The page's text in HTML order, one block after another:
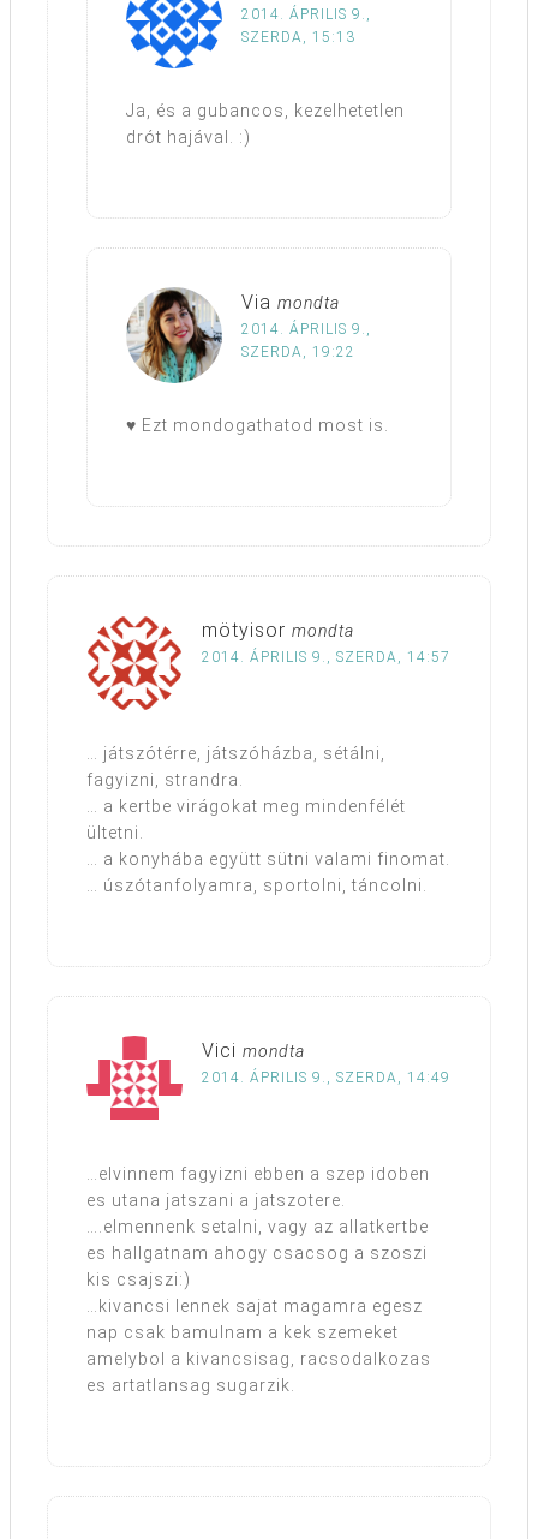
2014. ÁPRILIS 9.,
SZERDA, 15:13
Ja, és a gubancos, kezelhetetlen
drót hajával. :)
Via mondta
2014. ÁPRILIS 9.,
SZERDA, 19:22
♥ Ezt mondogathatod most is.
mötyisor mondta
2014. ÁPRILIS 9., SZERDA, 14:57
… játszótérre, játszóházba, sétálni,
fagyizni, strandra.
… a kertbe virágokat meg mindenfélét
ültetni.
… a konyhába együtt sütni valami finomat.
… úszótanfolyamra, sportolni, táncolni.
Vici mondta
2014. ÁPRILIS 9., SZERDA, 14:49
…elvinnem fagyizni ebben a szep idoben
es utana jatszani a jatszotere.
….elmennenk setalni, vagy az allatkertbe
es hallgatnam ahogy csacsog a szoszi
kis csajszi:)
…kivancsi lennek sajat magamra egesz
nap csak bamulnam a kek szemeket
amelybol a kivancsisag, racsodalkozas
es artatlansag sugarzik.